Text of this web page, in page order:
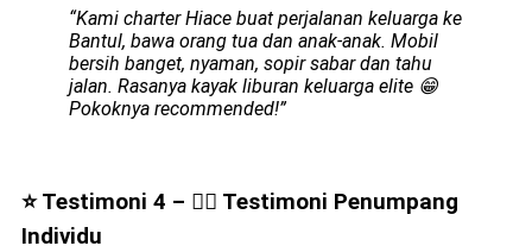
“Kami charter Hiace buat perjalanan keluarga ke
Bantul, bawa orang tua dan anak-anak. Mobil
bersih banget, nyaman, sopir sabar dan tahu
jalan. Rasanya kayak liburan keluarga elite 😁
Pokoknya recommended!”
⭐ Testimoni 4 – 👩‍⚕️ Testimoni Penumpang
Individu